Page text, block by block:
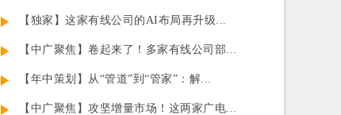
【独家】这家有线公司的AI布局再升级...
【中广聚焦】卷起来了！多家有线公司部...
【年中策划】从“管道”到“管家”：解...
【中广聚焦】攻坚增量市场！这两家广电...